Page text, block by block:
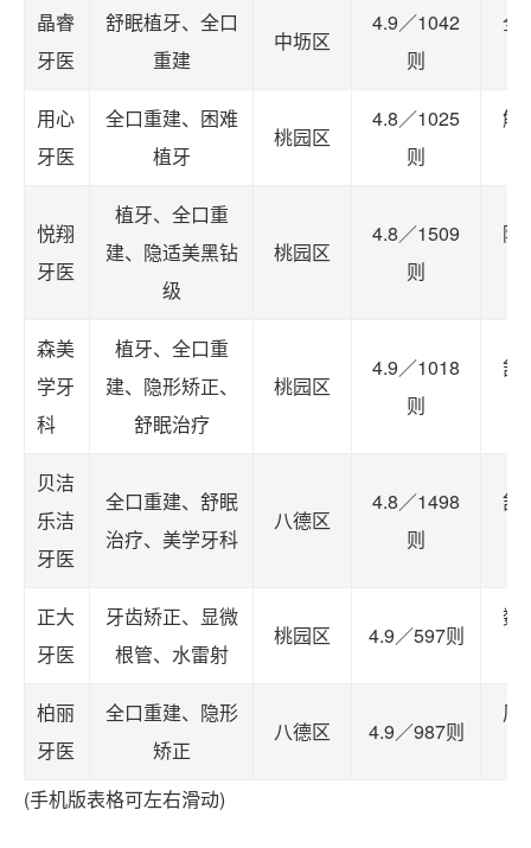
晶睿
牙医
舒眠植牙、全口
重建
中坜区
4.9／1042
则
全
用心
牙医
全口重建、困难
植牙
桃园区
4.8／1025
则
解
悦翔
牙医
植牙、全口重
建、隐适美黑钻
级
桃园区
4.8／1509
则
隐
森美
学牙
科
植牙、全口重
建、隐形矫正、
舒眠治疗
桃园区
4.9／1018
则
舒
贝洁
乐洁
牙医
全口重建、舒眠
治疗、美学牙科
八德区
4.8／1498
则
舒
正大
牙医
牙齿矫正、显微
根管、水雷射
桃园区 4.9／597则
数
柏丽
牙医
全口重建、隐形
矫正
八德区 4.9／987则
周
(手机版表格可左右滑动)